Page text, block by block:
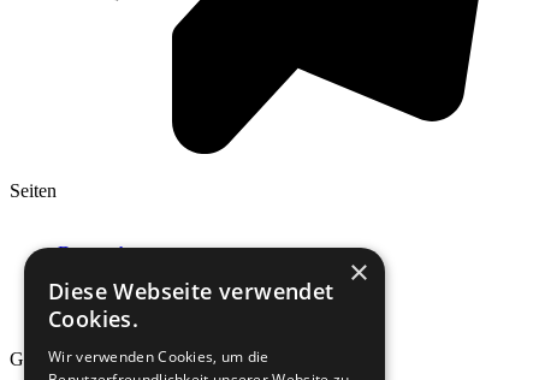
Seiten
Datenschutz
Disclaimer
Werbehinweis
Genres
×
Diese Webseite verwendet
Cookies.
Wir verwenden Cookies, um die